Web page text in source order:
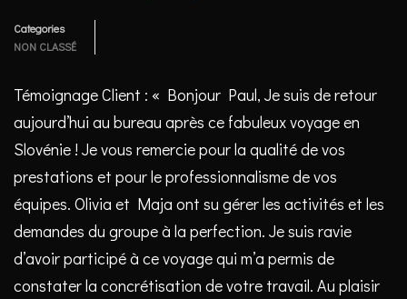
Categories
NON CLASSÉ
Témoignage Client : « Bonjour Paul, Je suis de retour
aujourd’hui au bureau après ce fabuleux voyage en
Slovénie ! Je vous remercie pour la qualité de vos
prestations et pour le professionnalisme de vos
équipes. Olivia et Maja ont su gérer les activités et les
demandes du groupe à la perfection. Je suis ravie
d’avoir participé à ce voyage qui m’a permis de
constater la concrétisation de votre travail. Au plaisir